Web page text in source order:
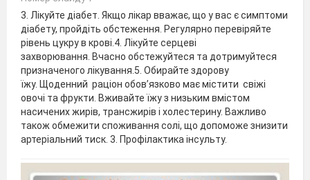
3. Лікуйте діабет. Якщо лікар вважає, що у вас є симптоми
діабету, пройдіть обстеження. Регулярно перевіряйте
рівень цукру в крові.4. Лікуйте серцеві
захворювання. Вчасно обстежуйтеся та дотримуйтеся
призначеного лікування.5. Обирайте здорову
їжу. Щоденний раціон обов’язково має містити свіжі
овочі та фрукти. Вживайте їжу з низьким вмістом
насичених жирів, трансжирів і холестерину. Важливо
також обмежити споживання солі, що допоможе знизити
артеріальний тиск. 3. Профілактика інсульту.